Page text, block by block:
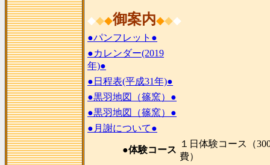
◆◆◆御案内◆◆◆
●パンフレット●
●カレンダー(2019
年)●
●日程表(平成31年)●
●黒羽地図（篠窯）●
●黒羽地図（篠窯）●
●月謝について●
●体験コース
１日体験コース（
費）